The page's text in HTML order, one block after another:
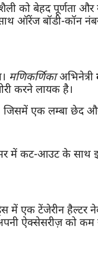
शैली को बेहद पूर्णता
ऑरेंज बॉडी-कॉन
मणिकर्णिकाअभिनेत्री
करने लायक है।
जिसमें एक लम्बा छेद
में कट-आउट के साथ
ड्रेस में एक टेंजेरीन
ऐक्सेसरीज़ को